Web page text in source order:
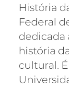
História
Federal
dedicada
história
cultural.